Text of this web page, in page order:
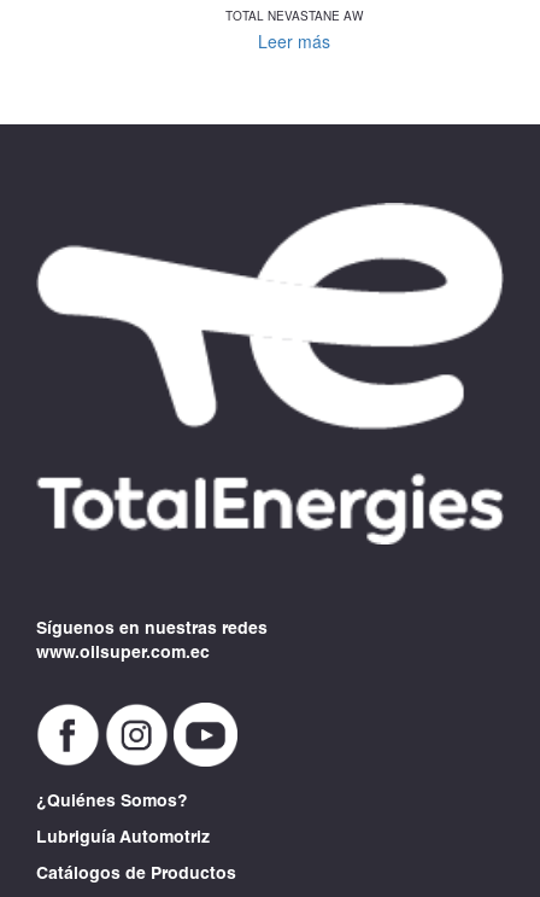
TOTAL NEVASTANE AW
Leer más
Síguenos en nuestras redes
www.oilsuper.com.ec
¿Quiénes Somos?
Lubriguía Automotriz
Catálogos de Productos